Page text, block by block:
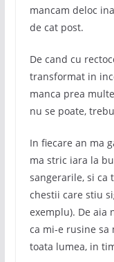
mancam deloc
de cat post.
De cand cu
transformat in
manca prea
nu se poate,
In fiecare an ma
ma stric iara la
sangerarile, si ca
chestii care stiu
exemplu). De aia
ca mi-e rusine sa
toata lumea, in